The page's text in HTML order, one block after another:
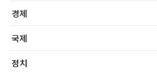
경제
국제
정치